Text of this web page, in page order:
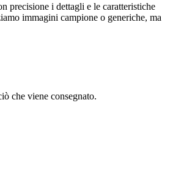
precisione i dettagli e le caratteristiche
immagini campione o generiche, ma
che viene consegnato.